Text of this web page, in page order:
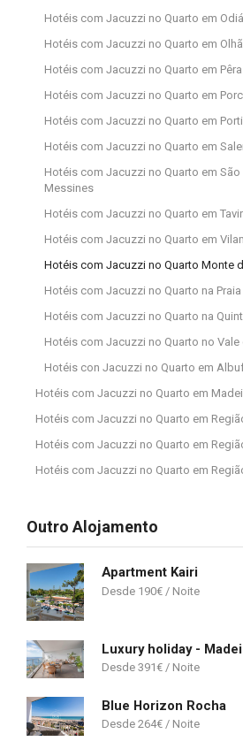
Hotéis com Jacuzzi no Quarto em
Hotéis com Jacuzzi no Quarto em
Hotéis com Jacuzzi no Quarto em Pêra
Hotéis com Jacuzzi no Quarto em
Hotéis com Jacuzzi no Quarto em
Hotéis com Jacuzzi no Quarto em
Hotéis com Jacuzzi no Quarto em
Messines
Hotéis com Jacuzzi no Quarto em
Hotéis com Jacuzzi no Quarto em
Hotéis com Jacuzzi no Quarto Monte
Hotéis com Jacuzzi no Quarto na
Hotéis com Jacuzzi no Quarto na
Hotéis com Jacuzzi no Quarto no
Hotéis con Jacuzzi no Quarto em
Hotéis com Jacuzzi no Quarto em
Hotéis com Jacuzzi no Quarto em
Hotéis com Jacuzzi no Quarto em
Hotéis com Jacuzzi no Quarto em
Outro Alojamento
Apartment Kairi
190€
391€
Blue Horizon Rocha
264€